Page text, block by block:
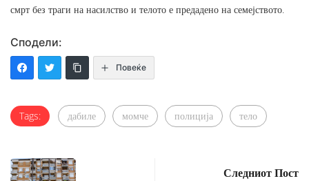
смрт без траги на насилство и телото е предадено на семејството.
Сподели:
Повеќе
Tags: дабиле момче полиција тело
Следниот Пост